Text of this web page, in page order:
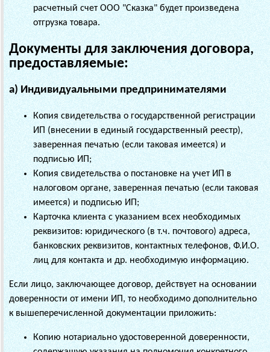
расчетный счет ООО "Сказка"будет произведена
отгрузка товара.
Документы для заключения договора,
предоставляемые:
а) Индивидуальными предпринимателями
Копия свидетельства о государственной регистрации
ИП (внесении в единый государственный реестр),
заверенная печатью (если таковая имеется) и
подписью ИП;
Копия свидетельства о постановке на учет ИП в
налоговом органе, заверенная печатью (если таковая
имеется) и подписью ИП;
Карточка клиента с указанием всех необходимых
реквизитов: юридического (в т.ч. почтового) адреса,
банковских реквизитов, контактных телефонов, Ф.И.О.
лиц для контакта и др. необходимую информацию.
Если лицо, заключающее договор, действует на основании
доверенности от имени ИП, то необходимо дополнительно
к вышеперечисленной документации приложить:
Копию нотариально удостоверенной доверенности,